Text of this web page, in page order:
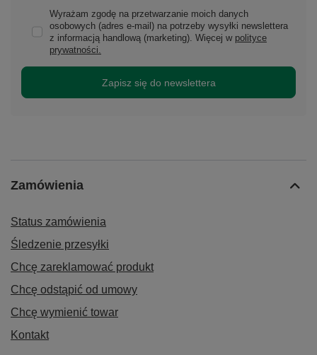
Wyrażam zgodę na przetwarzanie moich danych
osobowych (adres e-mail) na potrzeby wysyłki newslettera
z informacją handlową (marketing). Więcej w polityce
prywatności.
Zapisz się do newslettera
Zamówienia
Status zamówienia
Śledzenie przesyłki
Chcę zareklamować produkt
Chcę odstąpić od umowy
Chcę wymienić towar
Kontakt